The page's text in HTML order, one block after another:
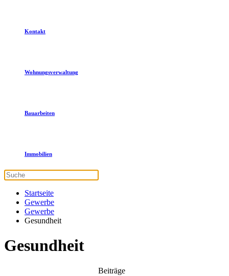
Kontakt
Wohnungsverwaltung
Bauarbeiten
Immobilien
Startseite
Gewerbe
Gewerbe
Gesundheit
Gesundheit
Beiträge